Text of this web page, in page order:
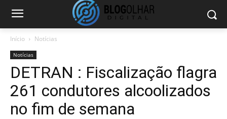
Início Notícias
Notícias
DETRAN : Fiscalização flagra
261 condutores alcoolizados
no fim de semana